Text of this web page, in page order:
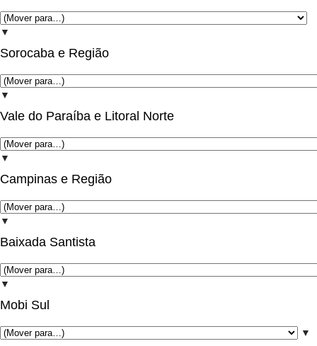
▼
Sorocaba e Região
▼
Vale do Paraíba e Litoral Norte
▼
Campinas e Região
▼
Baixada Santista
▼
Mobi Sul
▼